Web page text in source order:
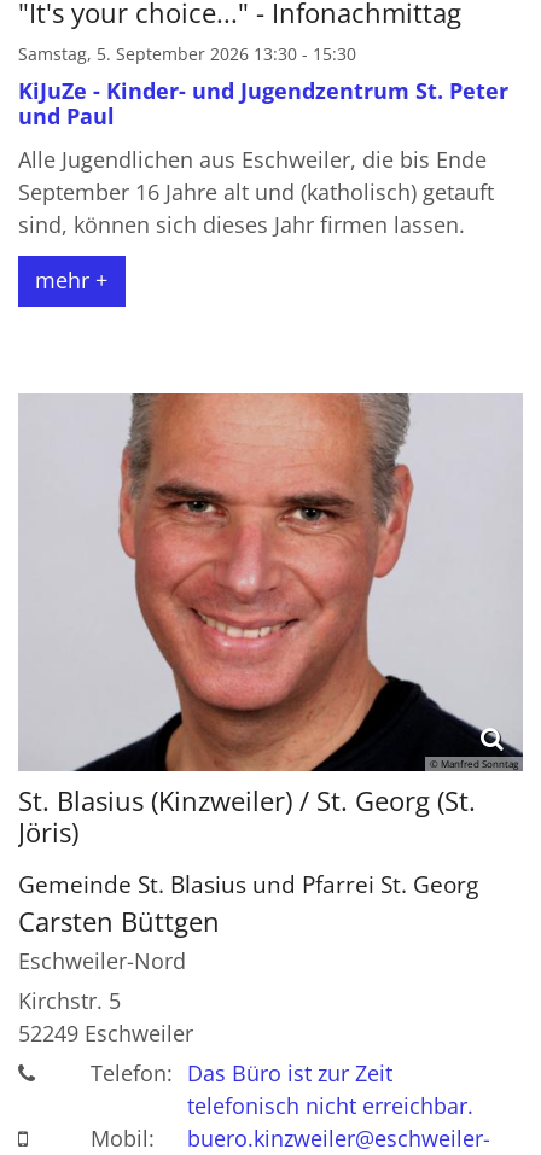
"It's your choice..." - Infonachmittag
Samstag, 5. September 2026 13:30 - 15:30
KiJuZe - Kinder- und Jugendzentrum St. Peter
und Paul
Alle Jugendlichen aus Eschweiler, die bis Ende
September 16 Jahre alt und (katholisch) getauft
sind, können sich dieses Jahr firmen lassen.
mehr +
© Manfred Sonntag
St. Blasius (Kinzweiler) / St. Georg (St.
Jöris)
Gemeinde St. Blasius und Pfarrei St. Georg
Carsten Büttgen
Eschweiler-Nord
Kirchstr. 5
52249 Eschweiler
Telefon: Das Büro ist zur Zeit
telefonisch nicht erreichbar.
Mobil:
buero.kinzweiler@eschweiler-